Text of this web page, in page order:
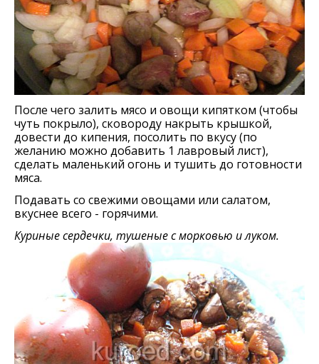
После чего залить мясо и овощи кипятком (чтобы
чуть покрыло), сковороду накрыть крышкой,
довести до кипения, посолить по вкусу (по
желанию можно добавить 1 лавровый лист),
сделать маленький огонь и тушить до готовности
мяса.
Подавать со свежими овощами или салатом,
вкуснее всего - горячими.
Куриные сердечки, тушеные с морковью и луком.